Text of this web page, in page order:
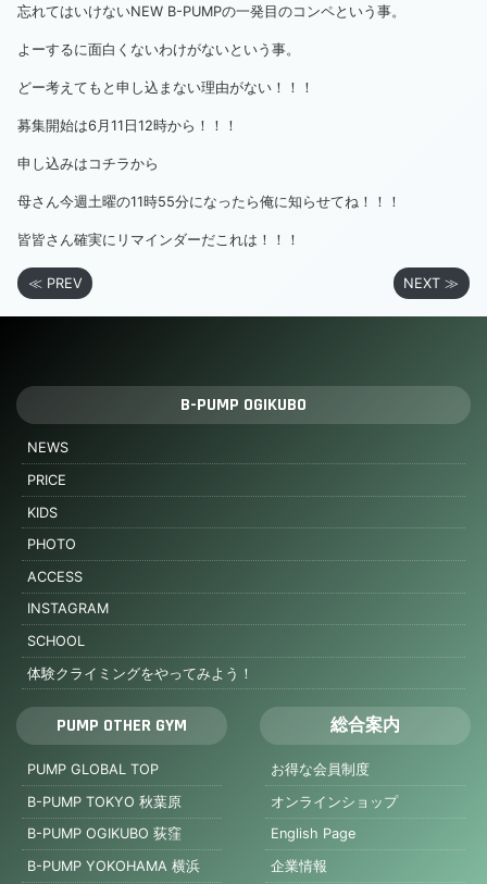
忘れてはいけないNEW B-PUMPの一発目のコンペという事。
よーするに面白くないわけがないという事。
どー考えてもと申し込まない理由がない！！！
募集開始は6月11日12時から！！！
申し込みは コチラから
母さん今週土曜の11時55分になったら俺に知らせてね！！！
皆皆さん確実にリマインダーだこれは！！！
≪ PREV NEXT ≫
B-PUMP OGIKUBO
NEWS
PRICE
KIDS
PHOTO
ACCESS
INSTAGRAM
SCHOOL
体験クライミングをやってみよう！
PUMP OTHER GYM
PUMP GLOBAL TOP
B-PUMP TOKYO 秋葉原
B-PUMP OGIKUBO 荻窪
B-PUMP YOKOHAMA 横浜
総合案内
お得な会員制度
オンラインショップ
English Page
企業情報